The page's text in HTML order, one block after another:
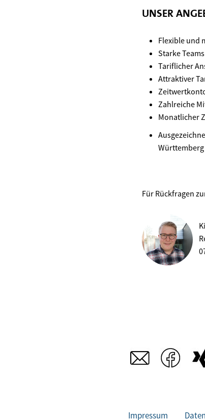
UNSER
Flexible und
Starke
Tariflicher
Attraktiver
Zahlreiche
Monatlicher
Württemberg
Für Rückfragen
Impressum